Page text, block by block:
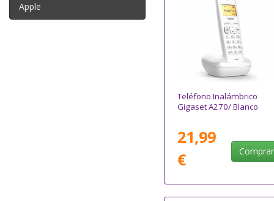
Apple
Teléfono Inalámbrico
Gigaset A270/ Blanco
21,99
€
Comprar